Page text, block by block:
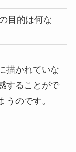
目的は何な
描かれていな
することがで
うのです。